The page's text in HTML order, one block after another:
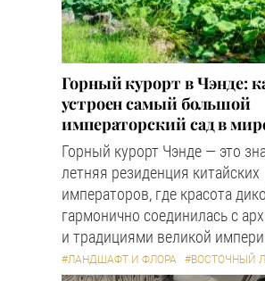
Горный курорт в Чэнде:
устроен самый большой
императорский сад в
Горный курорт Чэнде — это
летняя резиденция китайских
императоров, где красота
гармонично соединилась с
и традициями великой
#ЛАНДШАФТ И ФЛОРА #ВОСТОЧНЫЙ